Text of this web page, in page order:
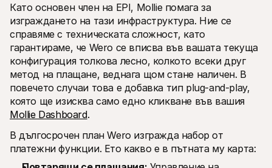
Като основен член на EPI, Mollie помага за
изграждането на тази инфраструктура. Ние се
справяме с техническата сложност, като
гарантираме, че Wero се вписва във вашата текуща
конфигурация толкова лесно, колкото всеки друг
метод на плащане, веднага щом стане наличен. В
повечето случаи това е добавка тип plug-and-play,
Mollie Dashboard.
В дългосрочен план Wero изгражда набор от
платежни функции. Ето какво е в пътната му карта: